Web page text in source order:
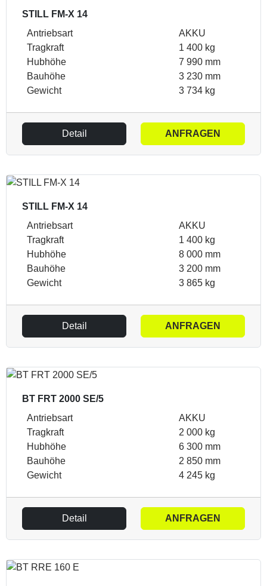
STILL FM-X 14
Antriebsart
AKKU
Tragkraft
1 400 kg
Hubhöhe
7 990 mm
Bauhöhe
3 230 mm
Gewicht
3 734 kg
Detail ANFRAGEN
STILL FM-X 14
Antriebsart
AKKU
Tragkraft
1 400 kg
Hubhöhe
8 000 mm
Bauhöhe
3 200 mm
Gewicht
3 865 kg
Detail ANFRAGEN
BT FRT 2000 SE/5
Antriebsart
AKKU
Tragkraft
2 000 kg
Hubhöhe
6 300 mm
Bauhöhe
2 850 mm
Gewicht
4 245 kg
Detail ANFRAGEN